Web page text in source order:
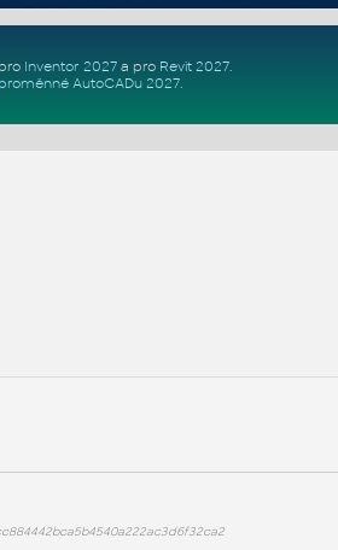
Inventor 2027a pro Revit 2027.
proměnné AutoCADu 2027.